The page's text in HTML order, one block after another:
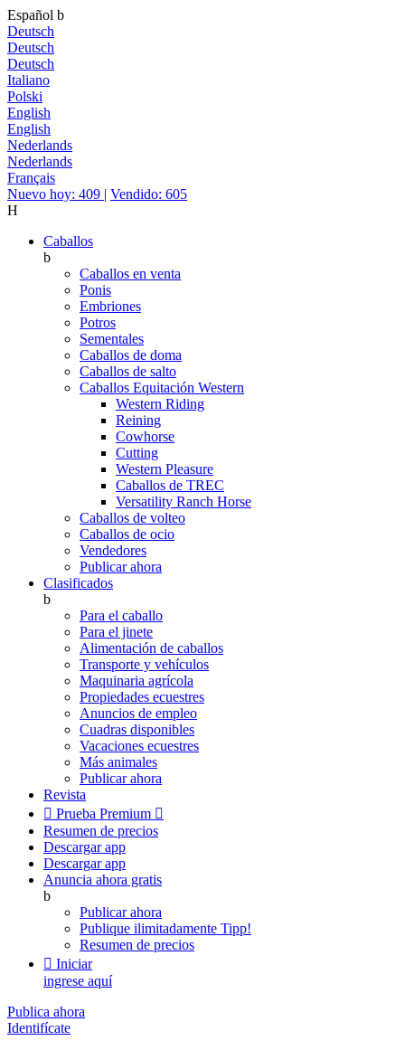
Español b
Deutsch
Deutsch
Deutsch
Italiano
Polski
English
English
Nederlands
Nederlands
Français
Nuevo hoy: 409 | Vendido: 605
H
Caballos
b
Caballos en venta
Ponis
Embriones
Potros
Sementales
Caballos de doma
Caballos de salto
Caballos Equitación Western
Western Riding
Reining
Cowhorse
Cutting
Western Pleasure
Caballos de TREC
Versatility Ranch Horse
Caballos de volteo
Caballos de ocio
Vendedores
Publicar ahora
Clasificados
b
Para el caballo
Para el jinete
Alimentación de caballos
Transporte y vehículos
Maquinaria agrícola
Propiedades ecuestres
Anuncios de empleo
Cuadras disponibles
Vacaciones ecuestres
Más animales
Publicar ahora
Revista
 Prueba Premium 
Resumen de precios
Descargar app
Descargar app
Anuncia ahora gratis
b
Publicar ahora
Publique ilimitadamente Tipp!
Resumen de precios
 Iniciar
ingrese aquí
Publica ahora
Identifícate